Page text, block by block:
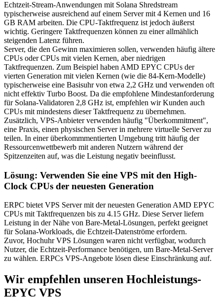
Echtzeit-Stream-Anwendungen mit Solana Shredstream
typischerweise ausreichend auf einem Server mit 4 Kernen und 16
GB RAM arbeiten. Die CPU-Taktfrequenz ist jedoch äußerst
wichtig. Geringere Taktfrequenzen können zu einer allmählich
steigenden Latenz führen.
Server, die den Gewinn maximieren sollen, verwenden häufig ältere
CPUs oder CPUs mit vielen Kernen, aber niedrigen
Taktfrequenzen. Zum Beispiel haben AMD EPYC CPUs der
vierten Generation mit vielen Kernen (wie die 84-Kern-Modelle)
typischerweise eine Basisuhr von etwa 2,2 GHz und verwenden oft
nicht effektiv Turbo Boost. Da die empfohlene Mindestanforderung
für Solana-Validatoren 2,8 GHz ist, empfehlen wir Kunden auch
CPUs mit mindestens dieser Taktfrequenz zu übernehmen.
Zusätzlich, VPS-Anbieter verwenden häufig "Überkommitment",
eine Praxis, einen physischen Server in mehrere virtuelle Server zu
teilen. In einer überkommmentierten Umgebung tritt häufig der
Ressourcenwettbewerb mit anderen Nutzern während der
Spitzenzeiten auf, was die Leistung negativ beeinflusst.
Lösung: Verwenden Sie eine VPS mit den High-
Clock CPUs der neuesten Generation
ERPC bietet VPS Server mit der neuesten Generation AMD EPYC
CPUs mit Taktfrequenzen bis zu 4.15 GHz. Diese Server liefern
Leistung in der Nähe von Bare-Metal-Lösungen, perfekt geeignet
für Solana-Workloads, die Echtzeit-Datenströme erfordern.
Zuvor, Hochuhr VPS Lösungen waren nicht verfügbar, wodurch
Nutzer, die Echtzeit-Performance benötigen, um Bare-Metal-Server
zu wählen. ERPCs VPS-Angebote lösen diese Einschränkung auf.
Wir empfehlen unseren Hochleistungs-
EPYC VPS